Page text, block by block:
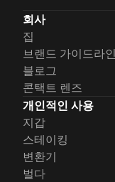
회사
집
브랜드 가이드라인
블로그
콘택트 렌즈
개인적인 사용
지갑
스테이킹
변환기
벌다